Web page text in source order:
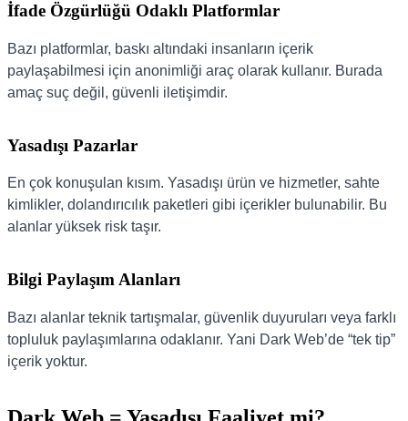
İfade Özgürlüğü Odaklı Platformlar
Bazı platformlar, baskı altındaki insanların içerik
paylaşabilmesi için anonimliği araç olarak kullanır. Burada
amaç suç değil, güvenli iletişimdir.
Yasadışı Pazarlar
En çok konuşulan kısım. Yasadışı ürün ve hizmetler, sahte
kimlikler, dolandırıcılık paketleri gibi içerikler bulunabilir. Bu
alanlar yüksek risk taşır.
Bilgi Paylaşım Alanları
Bazı alanlar teknik tartışmalar, güvenlik duyuruları veya farklı
topluluk paylaşımlarına odaklanır. Yani Dark Web’de “tek tip”
içerik yoktur.